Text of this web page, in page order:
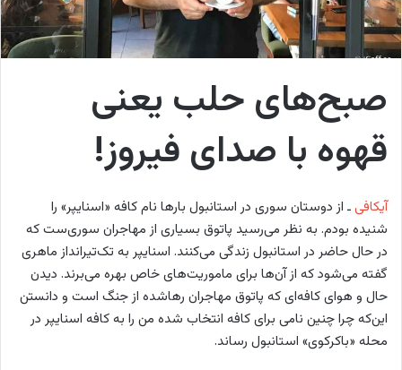
صبح‌های حلب یعنی
قهوه با صدای فیروز!
آیکافیـ از دوستان سوری در استانبول بارها نام کافه «اسنایپر» را
شنیده بودم. به نظر می‌رسید پاتوق بسیاری از مهاجران سوری‌ست که
در حال حاضر در استانبول زندگی‌ می‌کنند. اسنایپر به تک‌‌تیرانداز ماهری
گفته می‌شود که از آن‌ها برای ماموریت‌های خاص بهره می‌برند. دیدن
حال و هوای کافه‌ای که پاتوق مهاجران رهاشده از جنگ است و دانستن
این‌که چرا چنین نامی برای کافه‌ انتخاب شده من را به کافه اسنایپر در
محله ‌«باکرکوی» استانبول رساند.